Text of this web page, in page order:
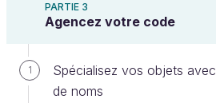
PARTIE 3
Agencez votre code
1
Spécialisez vos objets
de noms